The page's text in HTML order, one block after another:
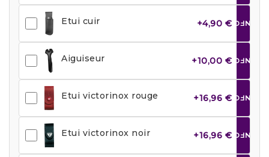
Etui cuir +4,90 € INFO
Aiguiseur +10,00 € INFO
Etui victorinox rouge +16,96 € INFO
Etui victorinox noir +16,96 € INFO